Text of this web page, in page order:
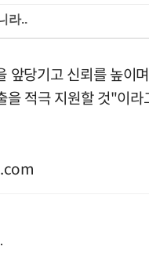
앞당기고 신뢰를 높
을 적극 지원할 것"이라